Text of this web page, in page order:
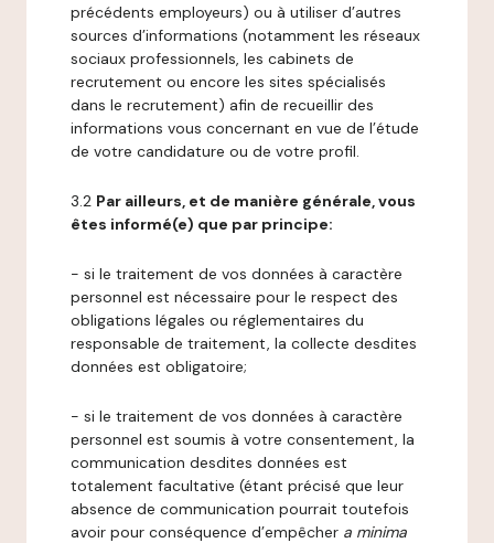
précédents employeurs) ou à utiliser d’autres
sources d’informations (notamment les réseaux
sociaux professionnels, les cabinets de
recrutement ou encore les sites spécialisés
dans le recrutement) afin de recueillir des
informations vous concernant en vue de l’étude
de votre candidature ou de votre profil.
3.2 Par ailleurs, et de manière générale, vous
êtes informé(e) que par principe:
- si le traitement de vos données à caractère
personnel est nécessaire pour le respect des
obligations légales ou réglementaires du
responsable de traitement, la collecte desdites
données est obligatoire;
- si le traitement de vos données à caractère
personnel est soumis à votre consentement, la
communication desdites données est
totalement facultative (étant précisé que leur
absence de communication pourrait toutefois
avoir pour conséquence d’empêcher a minima